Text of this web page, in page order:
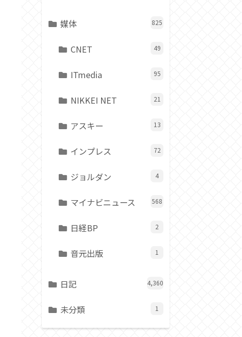
媒体 825
CNET 49
ITmedia 95
NIKKEI NET 21
アスキー 13
インプレス 72
ジョルダン 4
マイナビニュース 568
日経BP 2
音元出版 1
日記 4,360
未分類 1